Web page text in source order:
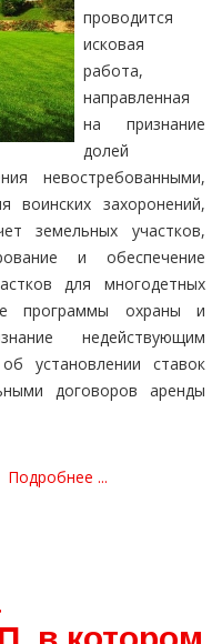
проводится
исковая
работа,
направленная
на признание
долей
невостребованными,
воинских захоронений,
земельных участков,
и обеспечение
для многодетных
программы охраны и
недействующим
установлении ставок
договоров аренды
Подробнее ...